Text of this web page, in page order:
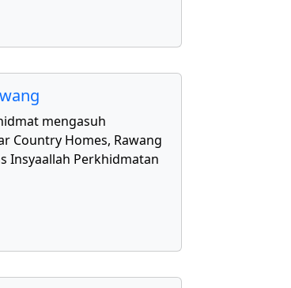
mengasuh
Country Homes, Rawang
Insyaallah Perkhidmatan